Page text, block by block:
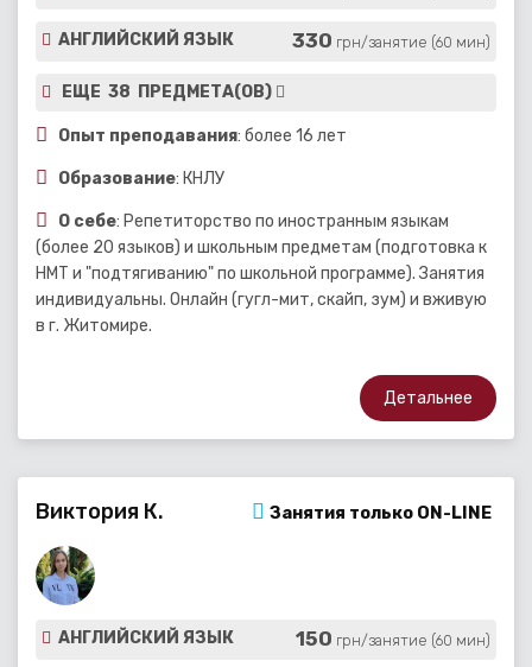
АНГЛИЙСКИЙ ЯЗЫК 330 грн/занятие (60 мин)
ЕЩЕ 38 ПРЕДМЕТА(ОВ)
Опыт преподавания: более 16 лет
Образование: КНЛУ
О себе: Репетиторство по иностранным языкам
(более 20 языков) и школьным предметам (подготовка к
НМТ и "подтягиванию" по школьной программе). Занятия
индивидуальны. Онлайн (гугл-мит, скайп, зум) и вживую
в г. Житомире.
Детальнее
Виктория К. Занятия только ON-LINE
АНГЛИЙСКИЙ ЯЗЫК 150 грн/занятие (60 мин)